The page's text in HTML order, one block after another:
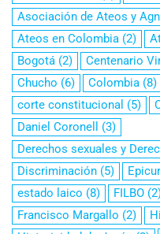
Asociación de Ateos y
Ateos en Colombia (2)
Bogotá (2) Centenario
Chucho (6) Colombia (8)
corte constitucional (5)
Daniel Coronell
(3)
Derechos sexuales y
Discriminación (5)
estado laico (8) FILBO
Francisco Margallo (2)